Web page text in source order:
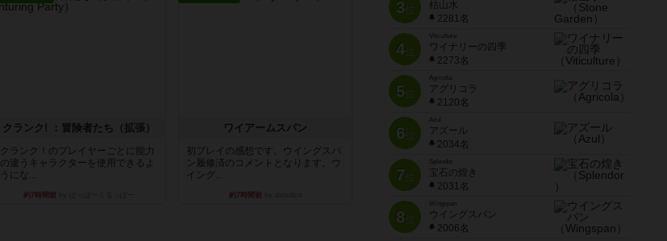
クランク! ：冒険者たち（拡張）
クランク！のプレイヤーごとに能力
の違うキャラクターを使用できるよ
うにな...
約7時間前
ワイアームスパン
初プレイの感想です。ウイングスパ
ン履修済のコメントとなります。ウ
イング...
約7時間前
3位
枯山水
2281名
4位
Viticulture
ワイナリーの四季
2273名
5位
Agricola
アグリコラ
2120名
6位
Azul
アズール
2034名
7位
宝石の煌き
2031名
8位
Wingspan
ウイングスパン
2006名